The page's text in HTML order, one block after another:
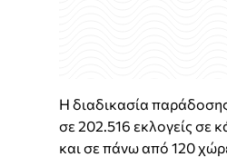
Η διαδικασία
σε 202.516 εκλογείς σε
και σε πάνω από 120